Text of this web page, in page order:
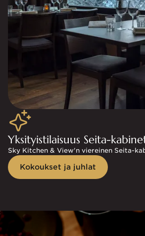
Yksityistilaisuus Seita-
Sky Kitchen & View'n viereinen Seita-
Kokoukset ja juhlat